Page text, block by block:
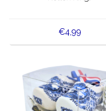
€4,99